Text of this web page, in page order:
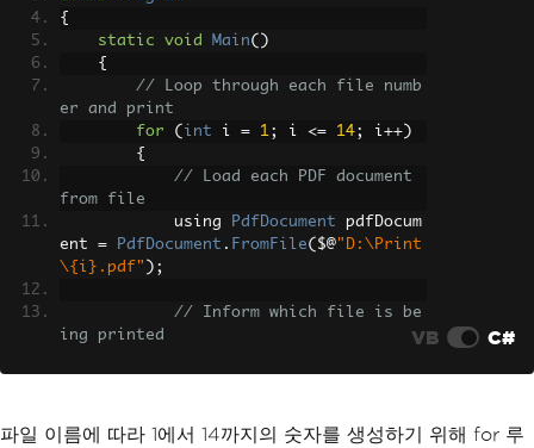
{
static
void Main()
{
// Loop through each file numb
er and print
for
( int i = 1; i <= 14; i++)
{
// Load each PDF document
from file
            using
PdfDocument pdfDocum
ent = PdfDocument . FromFile( $@"D:\Print
\{i}.pdf" );
// Inform which file is be
ing printed
// Print the loaded PDF do
VB C#
파일 이름에 따라 1에서 14까지의 숫자를 생성하기 위해 for 루